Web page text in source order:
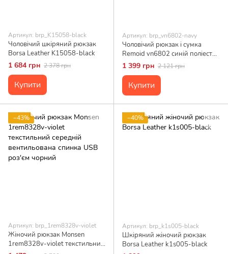
Артикул: brp_K15058-black
Чоловічий шкіряний рюкзак
Borsa Leather K15058-black
1 684 грн 2 378 грн
Купити
Артикул: brp_vn6802-navy
Чоловічий рюкзак і сумка
Remoid vn6802 синій поліестер
розміри 12x28x42 см для
ноутбука 15.6''
1 399 грн 2 121 грн
Купити
−43%
Артикул: brp_1rem8328v-violet
Жіночий рюкзак Monsen
1rem8328v-violet текстильний
−40%
Артикул: brp_k1s005-black
Шкіряний жіночий рюкзак
Borsa Leather k1s005-black